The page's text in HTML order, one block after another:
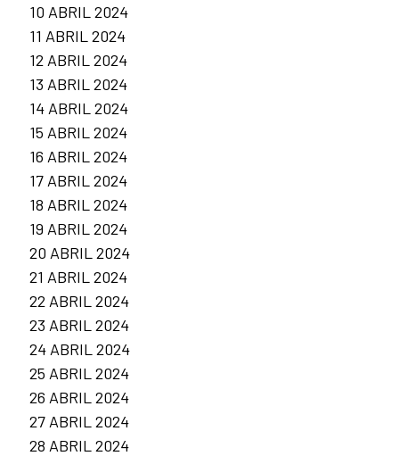
10 ABRIL 2024
11 ABRIL 2024
12 ABRIL 2024
13 ABRIL 2024
14 ABRIL 2024
15 ABRIL 2024
16 ABRIL 2024
17 ABRIL 2024
18 ABRIL 2024
19 ABRIL 2024
20 ABRIL 2024
21 ABRIL 2024
22 ABRIL 2024
23 ABRIL 2024
24 ABRIL 2024
25 ABRIL 2024
26 ABRIL 2024
27 ABRIL 2024
28 ABRIL 2024